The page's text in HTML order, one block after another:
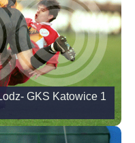
GKS Katowice 1